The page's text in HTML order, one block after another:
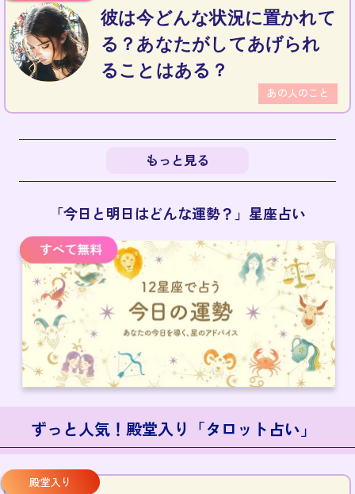
あの人のこと
彼は今どんな状況に置かれて
る？あなたがしてあげられ
ることはある？
もっと見る
「今日と明日はどんな運勢？」星座占い
ずっと人気！殿堂入り「タロット占い」